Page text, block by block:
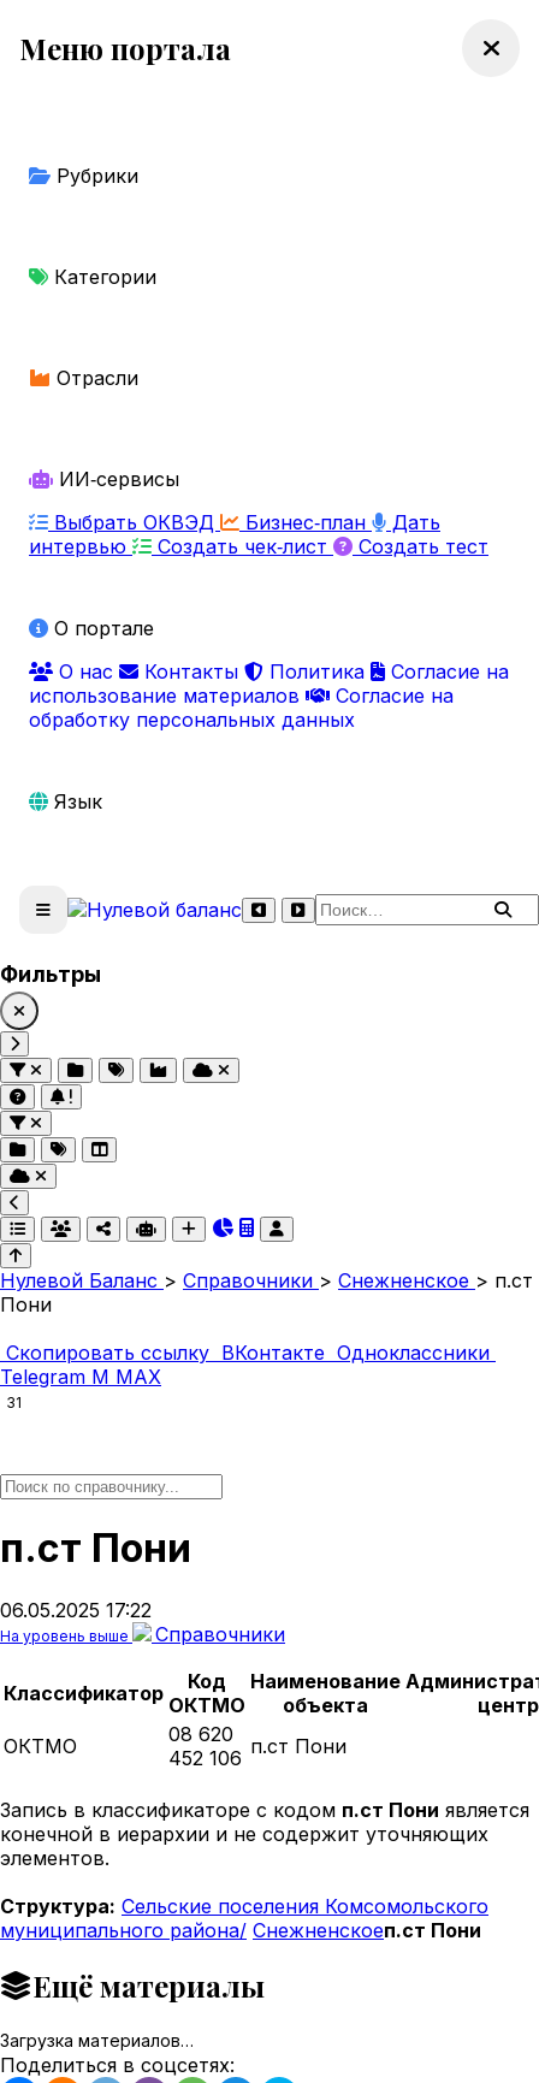
Меню портала
Рубрики
Категории
Отрасли
ИИ‑сервисы
Выбрать ОКВЭД
Бизнес‑план
Дать
интервью
Создать чек‑лист Создать тест
О портале
О нас
Контакты Политика
Согласие на
использование материалов
Согласие на
обработку персональных данных
Язык
Поиск по сайту
Фильтры
Нулевой Баланс > Справочники > Снежненское > п.ст
Пони
Скопировать ссылку ВКонтакте Одноклассники
Telegram M MAX
31
п.ст Пони
06.05.2025 17:22
На уровень выше Справочники
Классификатор
Код
ОКТМО
Наименование
объекта
центр
ОКТМО
08 620
452 106 п.ст Пони
Запись в классификаторе с кодом п.ст Пони является
конечной в иерархии и не содержит уточняющих
элементов.
Структура: Сельские поселения Комсомольского
муниципального района/ Снежненскоеп.ст Пони
Ещё материалы
Загрузка материалов…
Поделиться в соцсетях: